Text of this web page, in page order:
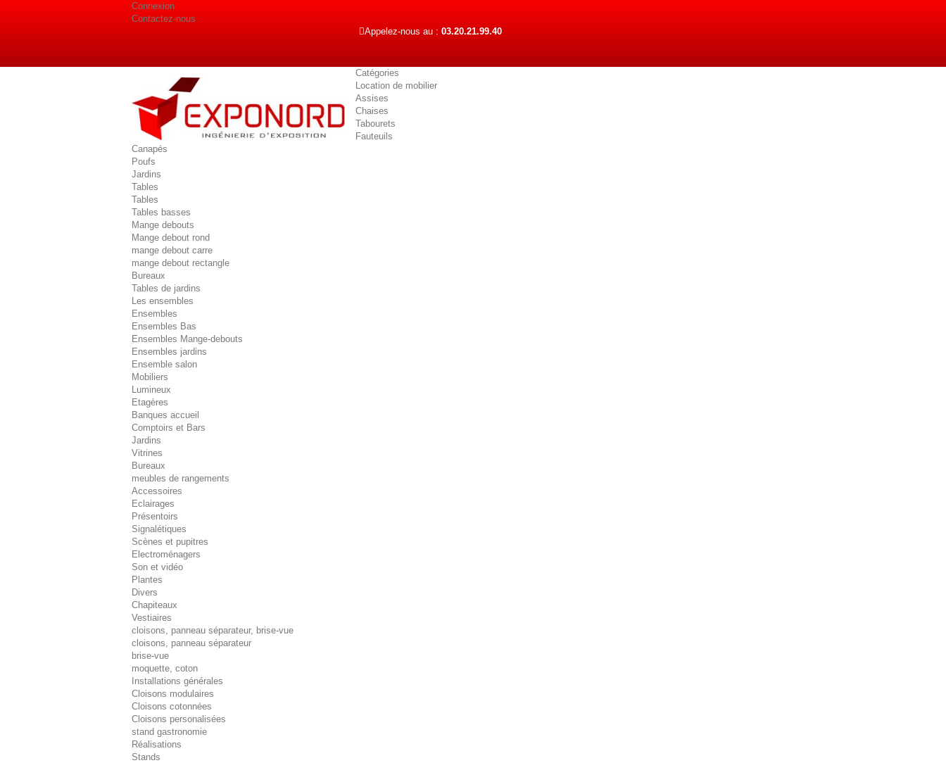
Connexion
Contactez-nous
Appelez-nous au :03.20.21.99.40
Catégories
Location de mobilier
Assises
Chaises
Tabourets
Fauteuils
Canapés
Poufs
Jardins
Tables
Tables
Tables basses
Mange debouts
Mange debout rond
mange debout carre
mange debout rectangle
Bureaux
Tables de jardins
Les ensembles
Ensembles
Ensembles Bas
Ensembles Mange-debouts
Ensembles jardins
Ensemble salon
Mobiliers
Lumineux
Etagères
Banques accueil
Comptoirs et Bars
Jardins
Vitrines
Bureaux
meubles de rangements
Accessoires
Eclairages
Présentoirs
Signalétiques
Scènes et pupitres
Electroménagers
Son et vidéo
Plantes
Divers
Chapiteaux
Vestiaires
cloisons, panneau séparateur, brise-vue
cloisons, panneau séparateur
brise-vue
moquette, coton
Installations générales
Cloisons modulaires
Cloisons cotonnées
Cloisons personalisées
stand gastronomie
Réalisations
Stands